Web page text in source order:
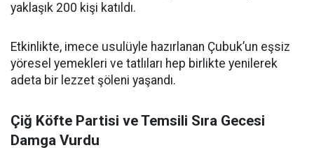
yaklaşık 200 kişi katıldı.
Etkinlikte, imece usulüyle hazırlanan Çubuk’un eşsiz
yöresel yemekleri ve tatlıları hep birlikte yenilerek
adeta bir lezzet şöleni yaşandı.
Çiğ Köfte Partisi ve Temsili Sıra Gecesi
Damga Vurdu